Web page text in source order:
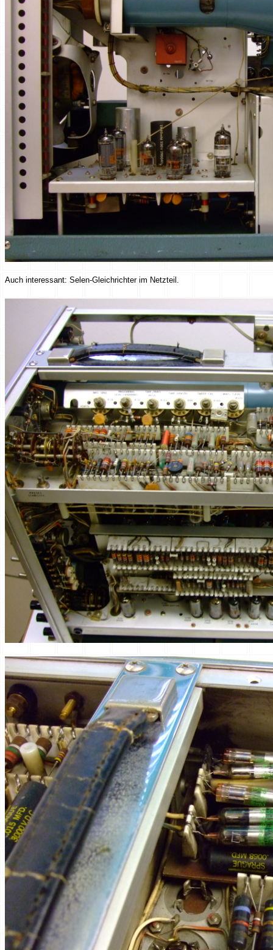
Auch interessant: Selen-Gleichrichter im Netzteil.